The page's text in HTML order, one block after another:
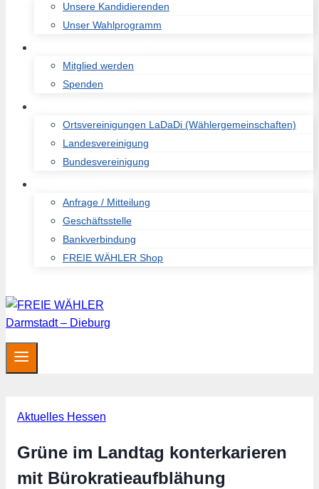
Unsere Kandidierenden
Unser Wahlprogramm
Mitglied werden
Spenden
Ortsvereinigungen LaDaDi (Wählergemeinschaften)
Landesvereinigung
Bundesvereinigung
Anfrage / Mitteilung
Geschäftsstelle
Bankverbindung
FREIE WÄHLER Shop
Aktuelles Hessen
Grüne im Landtag konterkarieren
mit Bürokratieaufblähung